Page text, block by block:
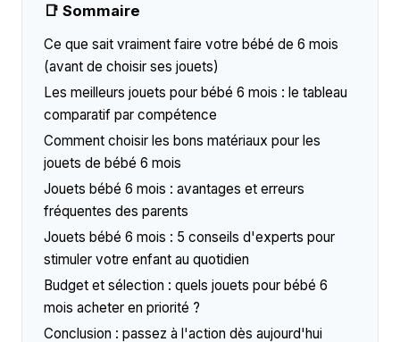
📑 Sommaire
Ce que sait vraiment faire votre bébé de 6 mois
(avant de choisir ses jouets)
Les meilleurs jouets pour bébé 6 mois : le tableau
comparatif par compétence
Comment choisir les bons matériaux pour les
jouets de bébé 6 mois
Jouets bébé 6 mois : avantages et erreurs
fréquentes des parents
Jouets bébé 6 mois : 5 conseils d'experts pour
stimuler votre enfant au quotidien
Budget et sélection : quels jouets pour bébé 6
mois acheter en priorité ?
Conclusion : passez à l'action dès aujourd'hui